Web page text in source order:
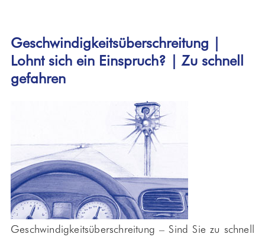
Geschwindigkeitsüberschreitung |
Lohnt sich ein Einspruch? | Zu schnell
gefahren
Geschwindigkeitsüberschreitung – Sind Sie zu schnell